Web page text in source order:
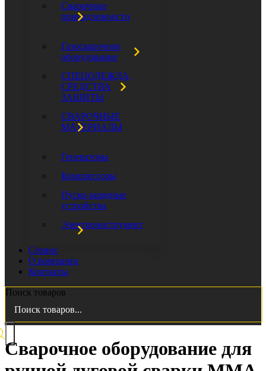
Сварочные
принадлежности
Газосварочное
оборудование
СПЕЦОДЕЖДА,
СРЕДСТВА
ЗАЩИТЫ
СВАРОЧНЫЕ
МАТЕРИАЛЫ
Генераторы
Компрессоры
Пуско-зарядные
устройства
Электроинструмент
Сервис
О компании
Контакты
Поиск товаров
Сварочное оборудование для